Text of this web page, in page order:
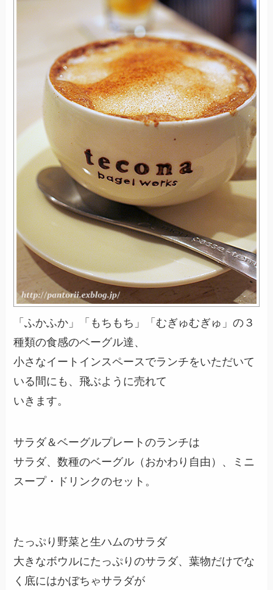
「ふかふか」「もちもち」「むぎゅむぎゅ」の３
種類の食感のベーグル達、
小さなイートインスペースでランチをいただいて
いる間にも、飛ぶように売れて
いきます。
サラダ＆ベーグルプレートのランチは
サラダ、数種のベーグル（おかわり自由）、ミニ
スープ・ドリンクのセット。
たっぷり野菜と生ハムのサラダ
大きなボウルにたっぷりのサラダ、葉物だけでな
く底にはかぼちゃサラダが